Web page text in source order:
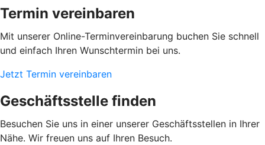
Termin vereinbaren
Mit unserer Online-Terminvereinbarung buchen Sie schnell
und einfach Ihren Wunschtermin bei uns.
Jetzt Termin vereinbaren
Geschäftsstelle finden
Besuchen Sie uns in einer unserer Geschäftsstellen in Ihrer
Nähe. Wir freuen uns auf Ihren Besuch.